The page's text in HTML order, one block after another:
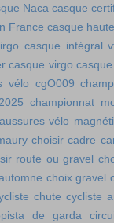
Naca casque
France casque
casque intégral
casque virgo
vélo cgO009
championnat
vélo
choisir cadre
route ou gravel
choix gravel
chute cycliste
de garda